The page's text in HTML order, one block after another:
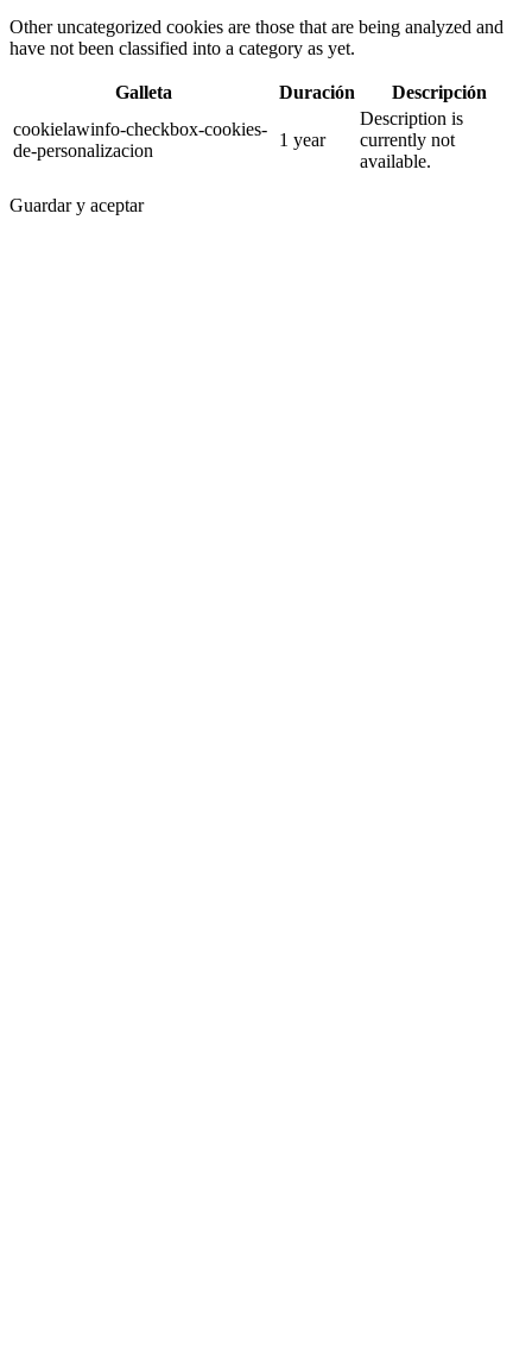
Other uncategorized cookies are those that are being analyzed and
have not been classified into a category as yet.
Galleta Duración
Descripción
cookielawinfo-checkbox-cookies-
de-personalizacion
1 year
Description is
currently not
available.
Guardar y aceptar